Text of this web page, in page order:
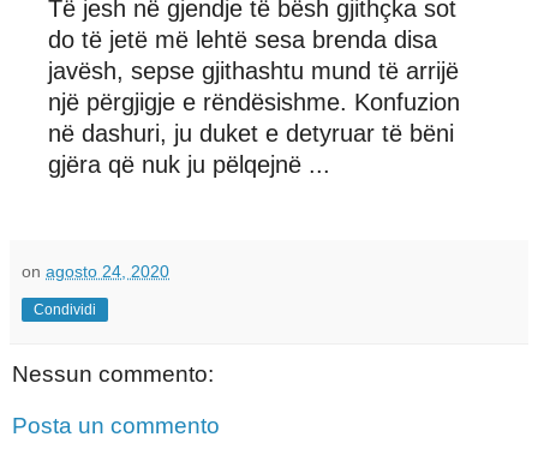
Të jesh në gjendje të bësh gjithçka sot
do të jetë më lehtë sesa brenda disa
javësh, sepse gjithashtu mund të arrijë
një përgjigje e rëndësishme. Konfuzion
në dashuri, ju duket e detyruar të bëni
gjëra që nuk ju pëlqejnë ...
on agosto 24, 2020
Condividi
Nessun commento:
Posta un commento